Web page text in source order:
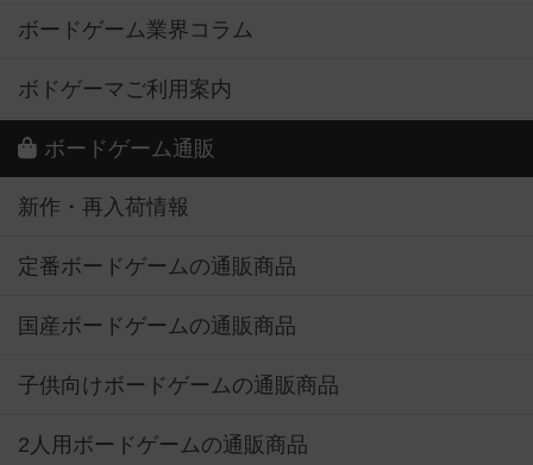
ボードゲーム業界コラム
ボドゲーマご利用案内
ボードゲーム通販
新作・再入荷情報
定番ボードゲームの通販商品
国産ボードゲームの通販商品
子供向けボードゲームの通販商品
2人用ボードゲームの通販商品